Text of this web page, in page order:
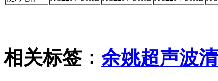
相关标签： 余姚超声波